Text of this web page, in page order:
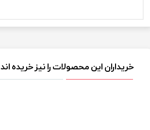
خریداران این محصولات را نیز خریده اند